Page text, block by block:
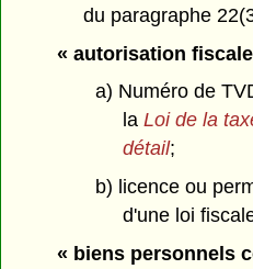
du paragraphe
« autorisation
a) Numéro de
la Loi de la
détail;
b) licence ou
d'une loi
« biens personnels